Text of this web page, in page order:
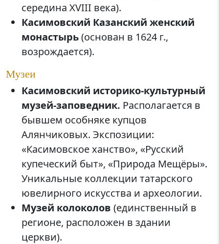
середина XVIII века).
Касимовский Казанский женский
монастырь(основан в 1624 г.,
возрождается).
Музеи
Касимовский историко-культурный
музей-заповедник. Располагается в
бывшем особняке купцов
Алянчиковых. Экспозиции:
«Касимовское ханство», «Русский
купеческий быт», «Природа Мещёры».
Уникальные коллекции татарского
ювелирного искусства и археологии.
Музей колоколов (единственный в
регионе, расположен в здании
церкви).